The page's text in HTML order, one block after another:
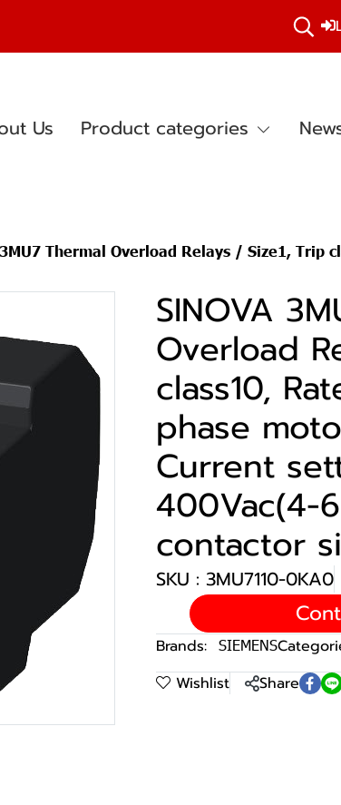
Us Product categories
Overload Relays / Size1, Trip class10, Rated power three-phase motor at
SINOVA
Overload
class10,
phase
Current
400Vac(4-
contactor
SKU : 3MU7110-0KA0
Brands: SIEMENS
Wishlist Share